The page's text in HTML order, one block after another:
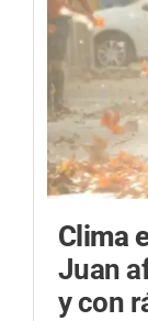
Clima
Juan
y con